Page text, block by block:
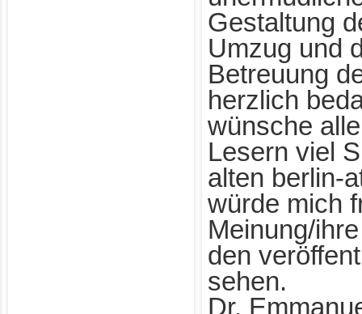
Gestaltung
Umzug und
Betreuung
herzlich
wünsche
Lesern viel
alten berlin-
würde mich
Meinung/
den
sehen.
Dr.